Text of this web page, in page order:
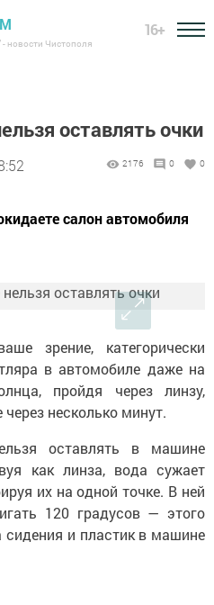
- новости Чистополя
16+
оставлять очки
2176 0 0
салон автомобиля
зрение, категорически
в автомобиле даже на
пройдя через линзу,
несколько минут.
оставлять в машине
как линза, вода сужает
их на одной точке. В ней
120 градусов — этого
сидения и пластик в машине